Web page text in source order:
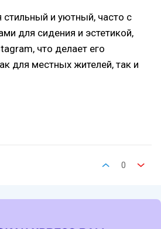
стильный и уютный, часто с
для сидения и эстетикой,
что делает его
для местных жителей, так и
0